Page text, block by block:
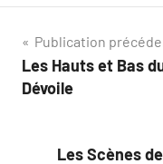
Navigation
de
Publication
Les Hauts et Bas
Dévoile
Les Scènes